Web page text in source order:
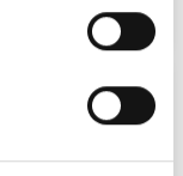
mundo cultural